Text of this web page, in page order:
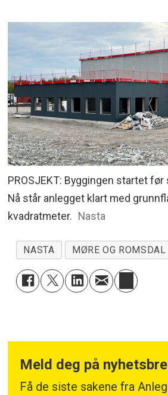
PROSJEKT: Byggingen startet
Nå står anlegget klart med
kvadratmeter. Nasta
NASTA MØRE OG ROMSDAL
Meld deg på
Få de siste sakene fra